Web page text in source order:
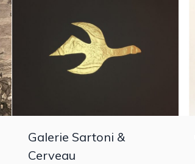
Galerie Sartoni &
Cerveau